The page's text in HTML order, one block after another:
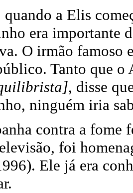
a Elis
era importante
O irmão
Tanto que
, disse
ninguém iria
contra a
foi
Ele já era